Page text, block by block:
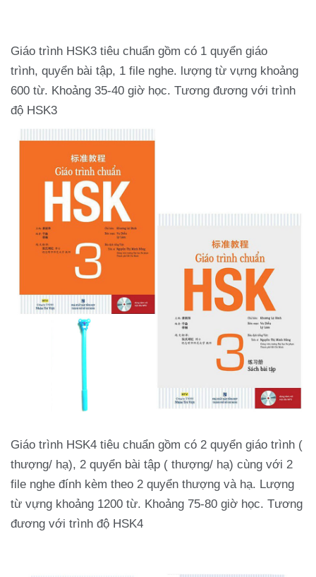
Giáo trình HSK3 tiêu chuẩn gồm có 1 quyển giáo
trình, quyển bài tập, 1 file nghe. lượng từ vựng khoảng
600 từ. Khoảng 35-40 giờ học. Tương đương với trình
độ HSK3
Giáo trình HSK4 tiêu chuẩn gồm có 2 quyển giáo trình (
thượng/ hạ), 2 quyển bài tập ( thượng/ hạ) cùng với 2
file nghe đính kèm theo 2 quyển thượng và hạ. Lượng
từ vựng khoảng 1200 từ. Khoảng 75-80 giờ học. Tương
đương với trình độ HSK4